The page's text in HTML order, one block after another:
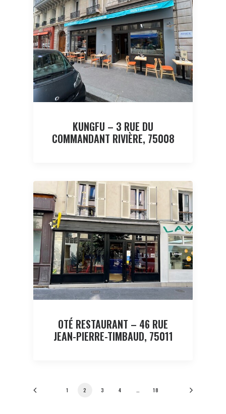
KUNGFU – 3 RUE DU
COMMANDANT RIVIÈRE, 75008
OTÉ RESTAURANT – 46 RUE
JEAN-PIERRE-TIMBAUD, 75011
1 2 3 4 18